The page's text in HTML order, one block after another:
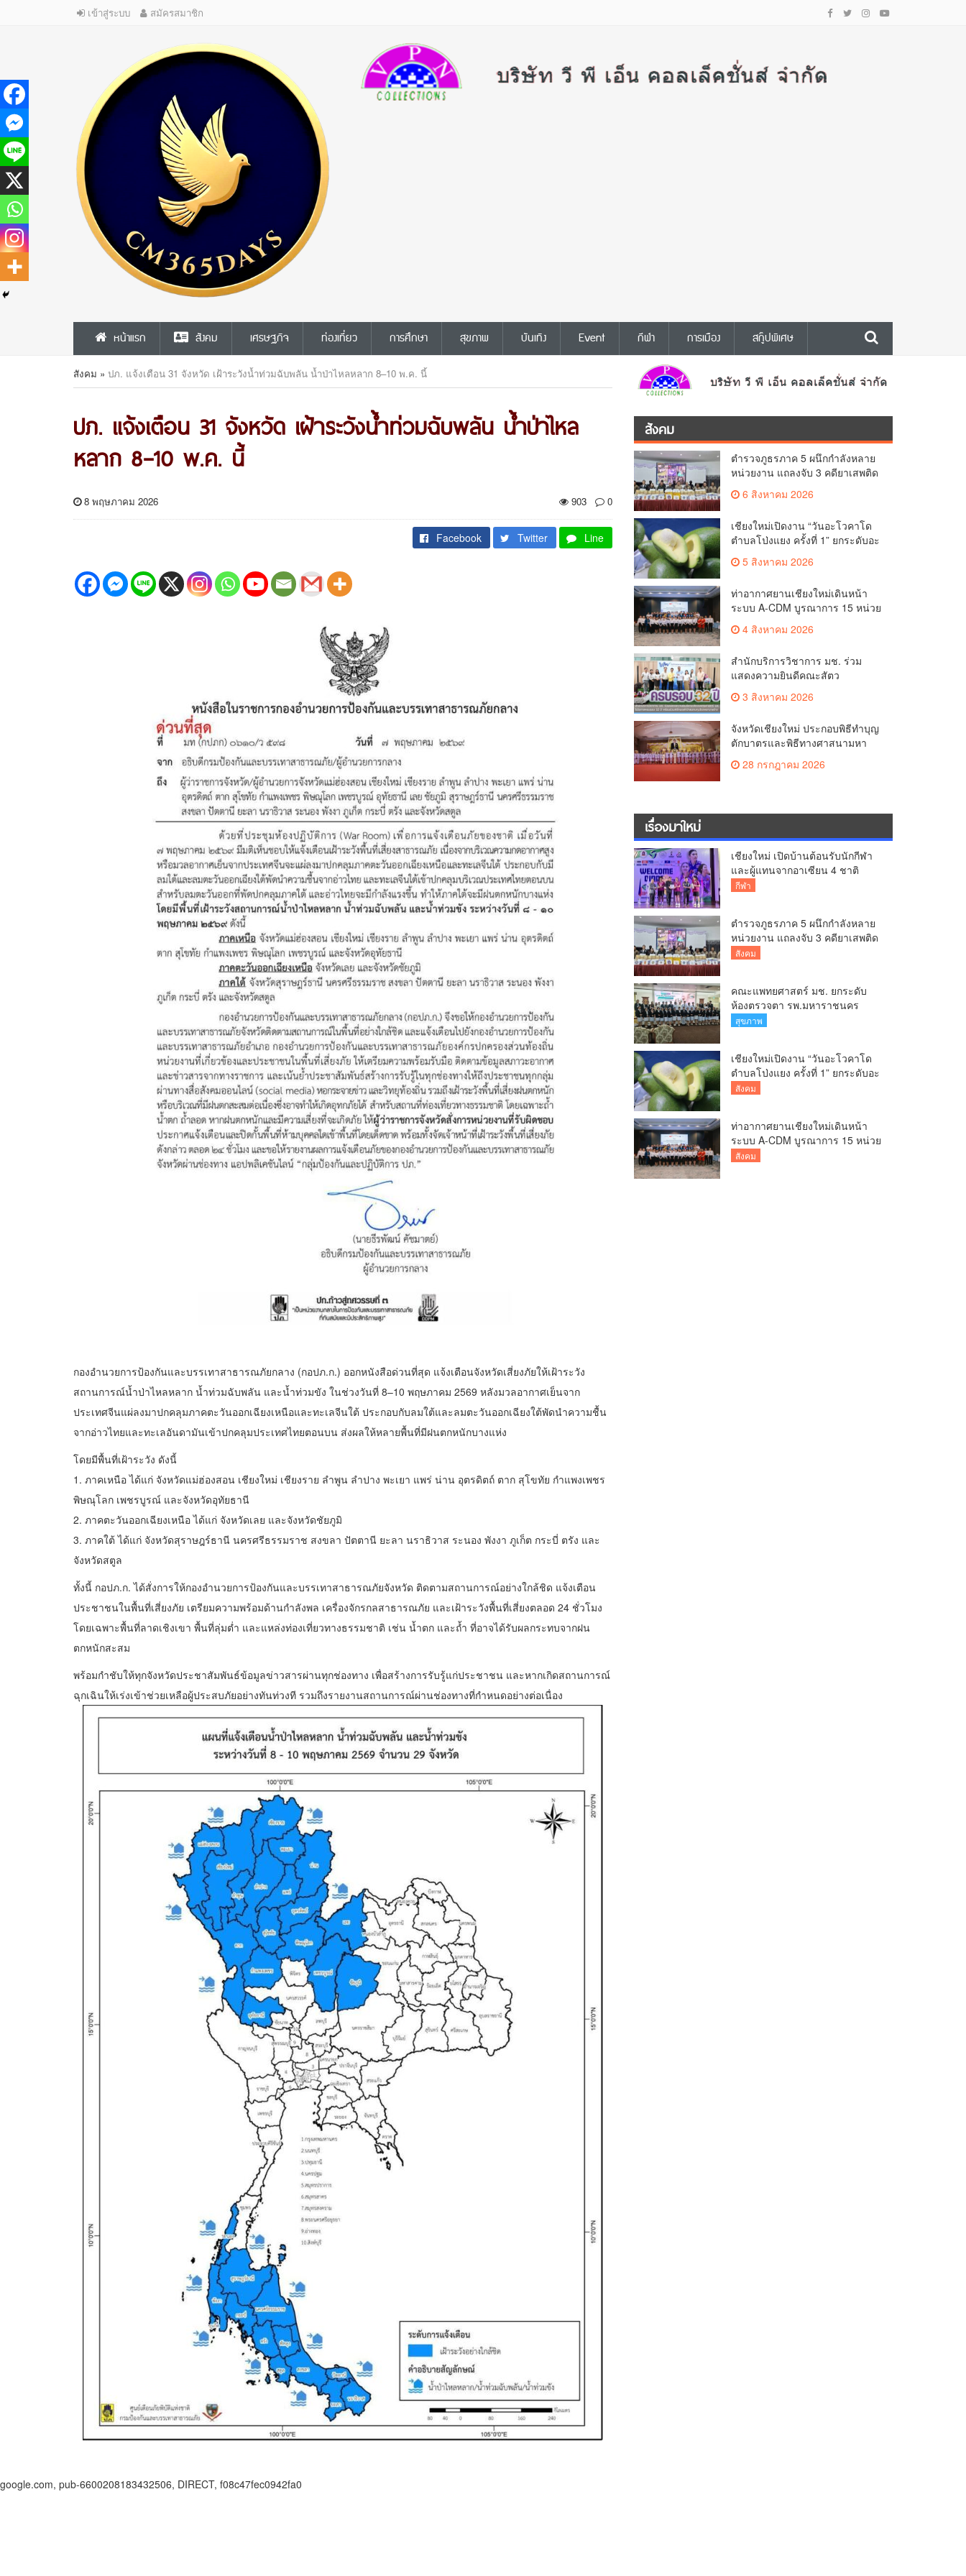
เข้าสู่ระบบ สมัครสมาชิก
หน้าแรก สังคม เศรษฐกิจ ท่องเที่ยว การศึกษา สุขภาพ บันเทิง Event กีฬา การเมือง สกู๊ปพิเศษ
สังคม » ปภ. แจ้งเตือน 31 จังหวัด เฝ้าระวังน้ำท่วมฉับพลัน น้ำป่าไหลหลาก 8–10 พ.ค. นี้
ปภ. แจ้งเตือน 31 จังหวัด เฝ้าระวังน้ำท่วมฉับพลัน น้ำป่าไหล
หลาก 8–10 พ.ค. นี้
8 พฤษภาคม 2026 903 0
Facebook Twitter Line
กองอำนวยการป้องกันและบรรเทาสาธารณภัยกลาง (กอปภ.ก.) ออกหนังสือด่วนที่สุด แจ้งเตือนจังหวัดเสี่ยงภัยให้เฝ้าระวัง
สถานการณ์น้ำป่าไหลหลาก น้ำท่วมฉับพลัน และน้ำท่วมขัง ในช่วงวันที่ 8–10 พฤษภาคม 2569 หลังมวลอากาศเย็นจาก
ประเทศจีนแผ่ลงมาปกคลุมภาคตะวันออกเฉียงเหนือและทะเลจีนใต้ ประกอบกับลมใต้และลมตะวันออกเฉียงใต้พัดนำความชื้น
จากอ่าวไทยและทะเลอันดามันเข้าปกคลุมประเทศไทยตอนบน ส่งผลให้หลายพื้นที่มีฝนตกหนักบางแห่ง
โดยมีพื้นที่เฝ้าระวัง ดังนี้
1. ภาคเหนือ ได้แก่ จังหวัดแม่ฮ่องสอน เชียงใหม่ เชียงราย ลำพูน ลำปาง พะเยา แพร่ น่าน อุตรดิตถ์ ตาก สุโขทัย กำแพงเพชร
พิษณุโลก เพชรบูรณ์ และจังหวัดอุทัยธานี
2. ภาคตะวันออกเฉียงเหนือ ได้แก่ จังหวัดเลย และจังหวัดชัยภูมิ
3. ภาคใต้ ได้แก่ จังหวัดสุราษฎร์ธานี นครศรีธรรมราช สงขลา ปัตตานี ยะลา นราธิวาส ระนอง พังงา ภูเก็ต กระบี่ ตรัง และ
จังหวัดสตูล
ทั้งนี้ กอปภ.ก. ได้สั่งการให้กองอำนวยการป้องกันและบรรเทาสาธารณภัยจังหวัด ติดตามสถานการณ์อย่างใกล้ชิด แจ้งเตือน
ประชาชนในพื้นที่เสี่ยงภัย เตรียมความพร้อมด้านกำลังพล เครื่องจักรกลสาธารณภัย และเฝ้าระวังพื้นที่เสี่ยงตลอด 24 ชั่วโมง
โดยเฉพาะพื้นที่ลาดเชิงเขา พื้นที่ลุ่มต่ำ และแหล่งท่องเที่ยวทางธรรมชาติ เช่น น้ำตก และถ้ำ ที่อาจได้รับผลกระทบจากฝน
ตกหนักสะสม
พร้อมกำชับให้ทุกจังหวัดประชาสัมพันธ์ข้อมูลข่าวสารผ่านทุกช่องทาง เพื่อสร้างการรับรู้แก่ประชาชน และหากเกิดสถานการณ์
ฉุกเฉินให้เร่งเข้าช่วยเหลือผู้ประสบภัยอย่างทันท่วงที รวมถึงรายงานสถานการณ์ผ่านช่องทางที่กำหนดอย่างต่อเนื่อง
สังคม
ตำรวจภูธรภาค 5 ผนึกกำลังหลาย
หน่วยงาน แถลงจับ 3 คดียาเสพติด
เม็ด เฮโรอีน 8.62 กิโลกรัม
6 สิงหาคม 2026
เชียงใหม่เปิดงาน “วันอะโวคาโด
ตำบลโป่งแยง ครั้งที่ 1” ยกระดับอะ
และแหล่งท่องเที่ยวเชิงเกษตร
5 สิงหาคม 2026
ท่าอากาศยานเชียงใหม่เดินหน้า
ระบบ A-CDM บูรณาการ 15 หน่วย
และบริการผู้โดยสาร
4 สิงหาคม 2026
สำนักบริการวิชาการ มช. ร่วม
แสดงความยินดีคณะสัตว
รอบ 32 ปี พร้อมร่วมพิธีทอดผ้าป่า
3 สิงหาคม 2026
จังหวัดเชียงใหม่ ประกอบพิธีทำบุญ
ตักบาตรและพิธีทางศาสนามหา
เนื่องในโอกาสวันเฉลิม
28 กรกฎาคม 2026
เรื่องมาใหม่
เชียงใหม่ เปิดบ้านต้อนรับนักกีฬา
และผู้แทนจากอาเซียน 4 ชาติ
สร้างความประทับใจก่อนเปิดศึก
กีฬา
ตำรวจภูธรภาค 5 ผนึกกำลังหลาย
หน่วยงาน แถลงจับ 3 คดียาเสพติด
รายสำคัญ ยึดยาบ้ากว่า 3.2 ล้าน
สังคม
คณะแพทยศาสตร์ มช. ยกระดับ
ห้องตรวจตา รพ.มหาราชนคร
เชียงใหม่ เพิ่มห้องตรวจ-นำ
สุขภาพ
เชียงใหม่เปิดงาน “วันอะโวคาโด
ตำบลโป่งแยง ครั้งที่ 1” ยกระดับอะ
โวคาโดคุณภาพ สู่ผลไม้เศรษฐกิจ
สังคม
ท่าอากาศยานเชียงใหม่เดินหน้า
ระบบ A-CDM บูรณาการ 15 หน่วย
งาน ยกระดับการบริหารเที่ยวบิน
สังคม
google.com, pub-6600208183432506, DIRECT, f08c47fec0942fa0